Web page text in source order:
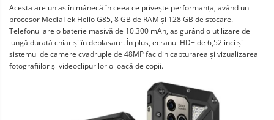
Acesta are un as în mânecă în ceea ce privește performanța, având un
procesor MediaTek Helio G85, 8 GB de RAM și 128 GB de stocare.
Telefonul are o baterie masivă de 10.300 mAh, asigurând o utilizare de
lungă durată chiar și în deplasare. În plus, ecranul HD+ de 6,52 inci și
sistemul de camere cvadruple de 48MP fac din capturarea și vizualizarea
fotografiilor și videoclipurilor o joacă de copii.